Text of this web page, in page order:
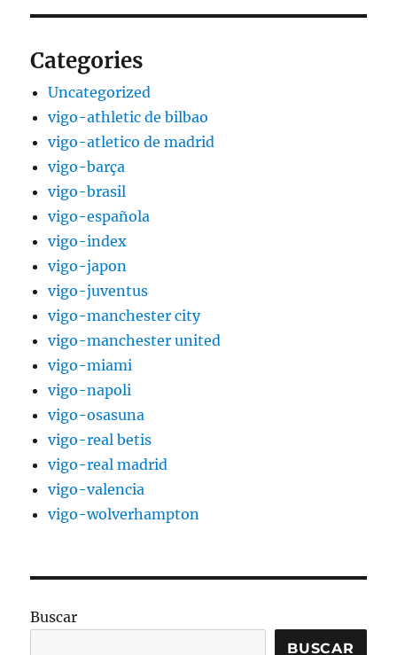
Categories
Uncategorized
vigo-athletic de bilbao
vigo-atletico de madrid
vigo-barça
vigo-brasil
vigo-española
vigo-index
vigo-japon
vigo-juventus
vigo-manchester city
vigo-manchester united
vigo-miami
vigo-napoli
vigo-osasuna
vigo-real betis
vigo-real madrid
vigo-valencia
vigo-wolverhampton
Buscar
BUSCAR